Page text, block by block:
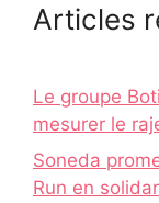
Articles
Le groupe
mesurer le
Soneda
Run en